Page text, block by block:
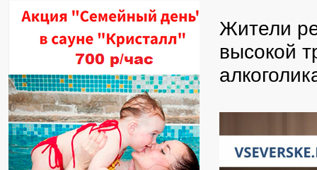
Жители
высокой